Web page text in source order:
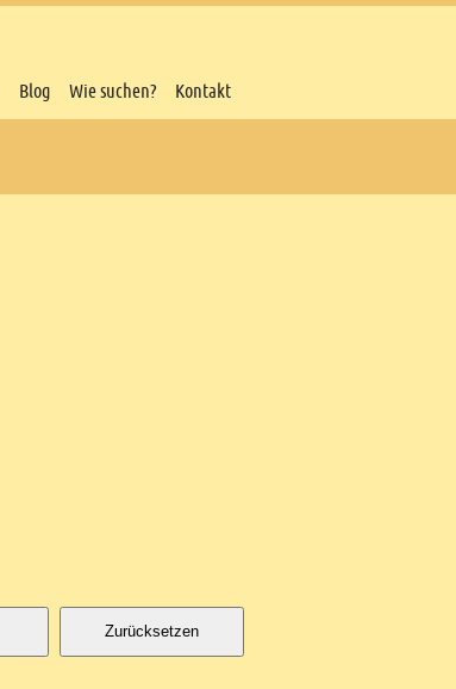
Blog Wie suchen? Kontakt
Zurücksetzen